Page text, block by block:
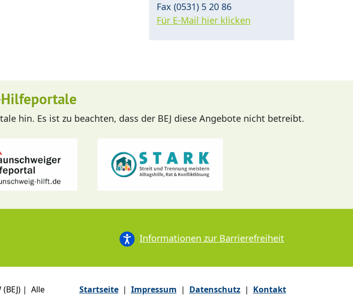
Fax (0531) 5 20 86
Für E-Mail hier klicken
hin. Es ist zu beachten, dass der BEJ diese Angebote nicht betreibt.
Informationen zur Barrierefreiheit
| Alle
Startseite | Impressum | Datenschutz | Kontakt